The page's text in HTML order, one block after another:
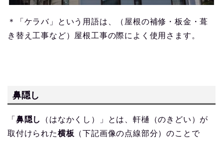
＊「ケラバ」という用語は、（屋根の補修・板金・葺
き替え工事など）屋根工事の際によく使用さます。
鼻隠し
「 鼻隠し
（はなかくし）」とは、軒樋（のきどい）が
取付けられた横板 （下記画像の点線部分）のことで